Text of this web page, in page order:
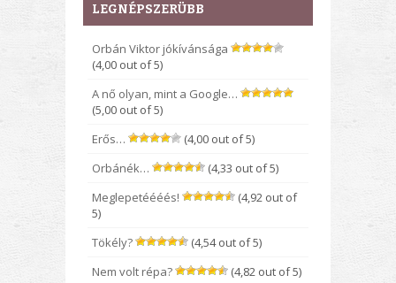
LEGNÉPSZERÜBB
Orbán Viktor jókívánsága
(4,00 out of 5)
A nő olyan, mint a Google…
(5,00 out of 5)
Erős…
(4,00 out of 5)
Orbánék…
(4,33 out of 5)
Meglepetéééés!
(4,92 out of
5)
Tökély?
(4,54 out of 5)
Nem volt répa?
(4,82 out of 5)